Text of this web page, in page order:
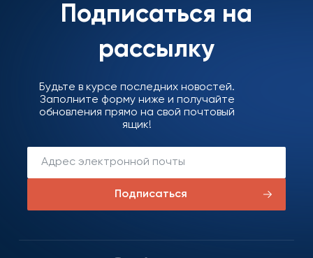
Подписаться на
рассылку
Будьте в курсе последних новостей.
Заполните форму ниже и получайте
обновления прямо на свой почтовый
ящик!
Подписаться